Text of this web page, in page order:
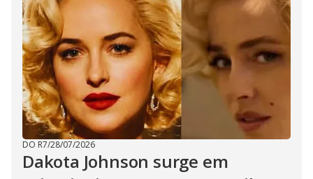
DO R7/28/07/2026
Dakota Johnson surge em